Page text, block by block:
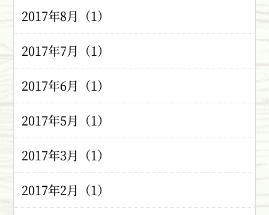
2017年8月（1）
2017年7月（1）
2017年6月（1）
2017年5月（1）
2017年3月（1）
2017年2月（1）